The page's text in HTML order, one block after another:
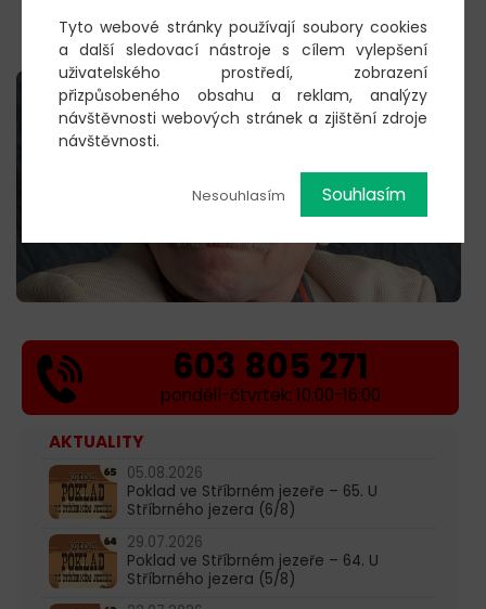
Změna programu vyhrazena!
603 805 271
pondělí-čtvrtek: 10:00-16:00
AKTUALITY
05.08.2026
Poklad ve Stříbrném jezeře – 65. U
Stříbrného jezera (6/8)
29.07.2026
Poklad ve Stříbrném jezeře – 64. U
Stříbrného jezera (5/8)
Tyto webové stránky používají soubory cookies
a další sledovací nástroje s cílem vylepšení
uživatelského prostředí, zobrazení
přizpůsobeného obsahu a reklam, analýzy
návštěvnosti webových stránek a zjištění zdroje
návštěvnosti.
Nesouhlasím Souhlasím